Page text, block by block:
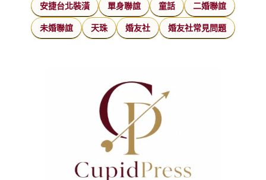
安捷台北裝潢 單身聯誼 童話 二婚聯誼
未婚聯誼 天珠 婚友社 婚友社常見問題